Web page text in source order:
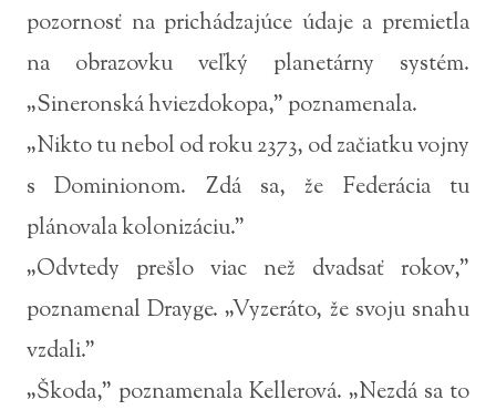
pozornosť na prichádzajúce údaje a premietla
na obrazovku veľký planetárny systém.
„Sineronská hviezdokopa,” poznamenala.
„Nikto tu nebol od roku 2373, od začiatku vojny
s Dominionom. Zdá sa, že Federácia tu
plánovala kolonizáciu.”
„Odvtedy prešlo viac než dvadsať rokov,”
poznamenal Drayge. „Vyzeráto, že svoju snahu
vzdali.”
„Škoda,” poznamenala Kellerová. „Nezdá sa to